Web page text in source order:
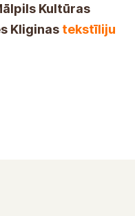
Kultūras
Kliginas tekstīliju